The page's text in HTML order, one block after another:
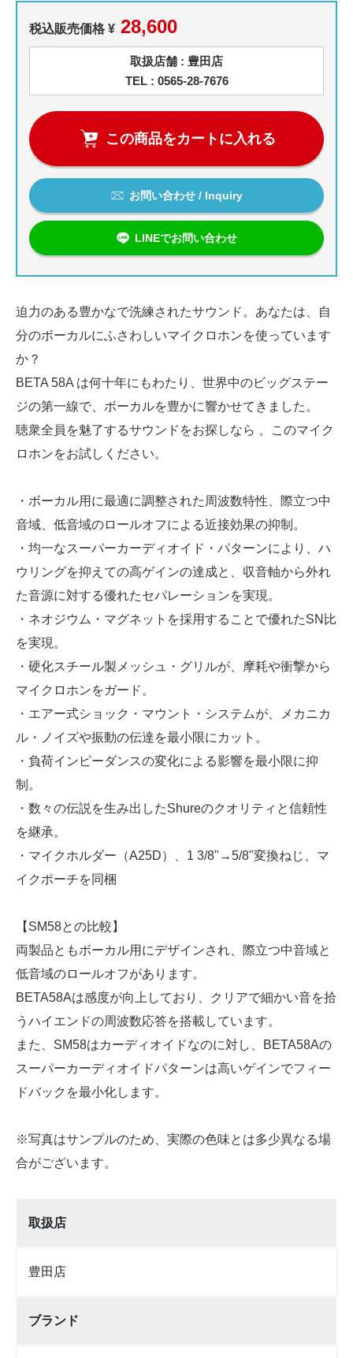
税込販売価格 ¥ 28,600
取扱店舗 : 豊田店
TEL : 0565-28-7676
この商品をカートに入れる
お問い合わせ / Inquiry
LINEでお問い合わせ
迫力のある豊かなで洗練されたサウンド。あなたは、自
分のボーカルにふさわしいマイクロホンを使っています
か？
BETA 58A は何十年にもわたり、世界中のビッグステー
ジの第一線で、ボーカルを豊かに響かせてきました。
聴衆全員を魅了するサウンドをお探しなら 、このマイク
ロホンをお試しください。
・ボーカル用に最適に調整された周波数特性、際立つ中
音域、低音域のロールオフによる近接効果の抑制。
・均一なスーパーカーディオイド・パターンにより、ハ
ウリングを抑えての高ゲインの達成と、収音軸から外れ
た音源に対する優れたセパレーションを実現。
・ネオジウム・マグネットを採用することで優れたSN比
を実現。
・硬化スチール製メッシュ・グリルが、摩耗や衝撃から
マイクロホンをガード。
・エアー式ショック・マウント・システムが、メカニカ
ル・ノイズや振動の伝達を最小限にカット。
・負荷インピーダンスの変化による影響を最小限に抑
制。
・数々の伝説を生み出したShureのクオリティと信頼性
を継承。
・マイクホルダー（A25D）、1 3/8"→5/8"変換ねじ、マ
イクポーチを同梱
【SM58との比較】
両製品ともボーカル用にデザインされ、際立つ中音域と
低音域のロールオフがあります。
BETA58Aは感度が向上しており、クリアで細かい音を拾
うハイエンドの周波数応答を搭載しています。
また、SM58はカーディオイドなのに対し、BETA58Aの
スーパーカーディオイドパターンは高いゲインでフィー
ドバックを最小化します。
※写真はサンプルのため、実際の色味とは多少異なる場
合がございます。
取扱店
豊田店
ブランド